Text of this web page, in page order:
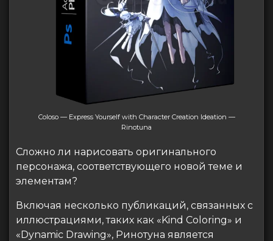
Coloso — Express Yourself with Character Creation Ideation —
Rinotuna
Сложно ли нарисовать оригинального
персонажа, соответствующего новой теме и
элементам?
Включая несколько публикаций, связанных с
иллюстрациями, таких как «Kind Coloring» и
«Dynamic Drawing», Ринотуна является